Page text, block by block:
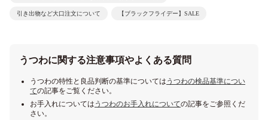
引き出物など大口注文について 【ブラックフライデー】SALE
うつわに関する注意事項やよくある質問
うつわの特性と良品判断の基準については うつわの検品基準につい
ての記事をご覧ください。
お手入れについては うつわのお手入れについての記事をご参照くだ
さい。